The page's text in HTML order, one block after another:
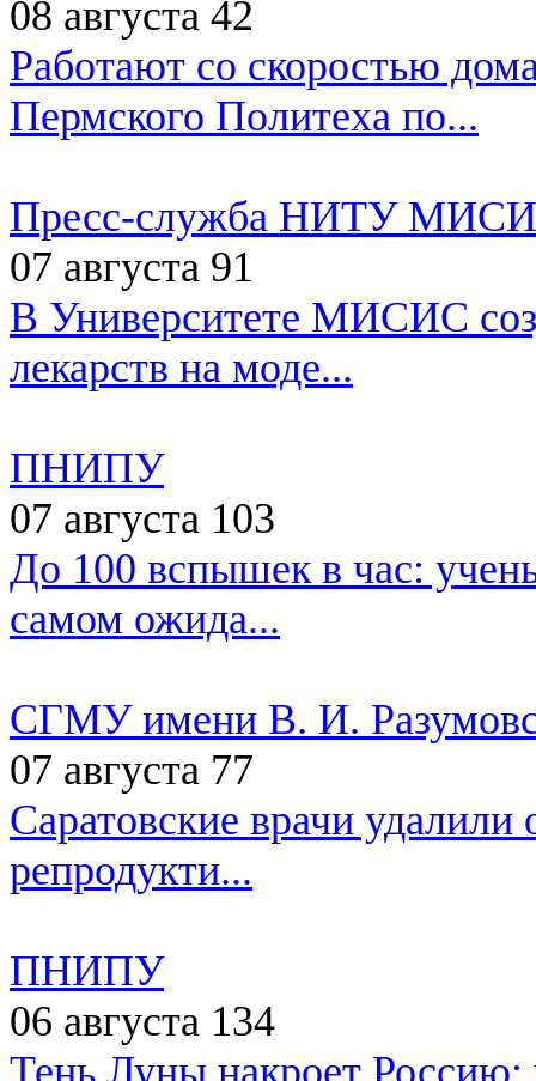
08 августа 42
Работают со скоростью
Пермского Политеха по...
Пресс-служба НИТУ
07 августа 91
В Университете МИСИС
лекарств на моде...
ПНИПУ
07 августа 103
До 100 вспышек в час:
самом ожида...
СГМУ имени В. И.
07 августа 77
Саратовские врачи
репродукти...
ПНИПУ
06 августа 134
Тень Луны накроет